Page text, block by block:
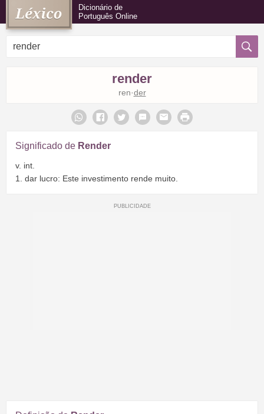
Dicionário de
Português Online
render
ren·der
Significado de Render
v. int.
1. dar lucro: Este investimento rende muito.